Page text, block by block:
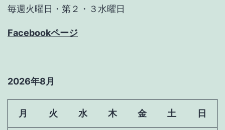
毎週火曜日・第２・３水曜日
Facebookページ
2026年8月
月 火 水 木 金 土 日